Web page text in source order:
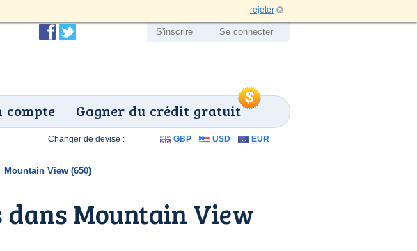
rejeter
Gagner du crédit gratuit
compte
S'inscrire Se connecter
Mountain View (650)
Mountain View
Changer de devise : GBP USD EUR